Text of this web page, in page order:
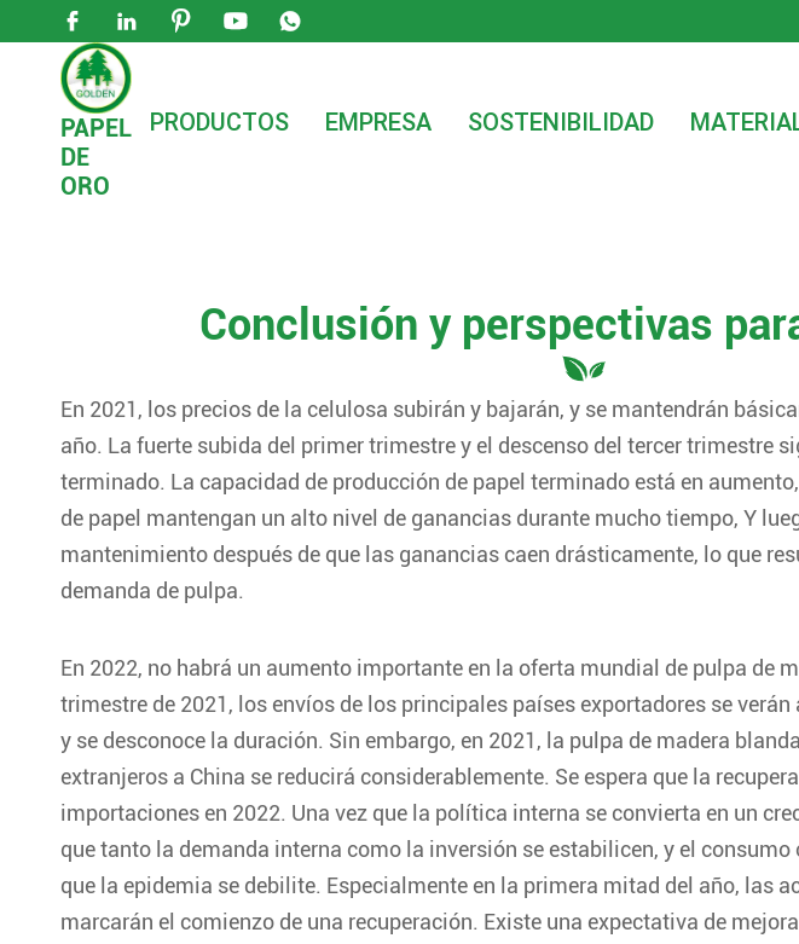
    
PAPEL
DE
ORO
PRODUCTOS EMPRESA SOSTENIBILIDAD
 Hogar
Conclusión y perspectivas
En 2021, los precios de la celulosa subirán y bajarán, y se mantendrán
año. La fuerte subida del primer trimestre y el descenso del tercer trimestre
terminado. La capacidad de producción de papel terminado está en
de papel mantengan un alto nivel de ganancias durante mucho tiempo, Y
mantenimiento después de que las ganancias caen drásticamente, lo que
demanda de pulpa.
En 2022, no habrá un aumento importante en la oferta mundial de pulpa de
trimestre de 2021, los envíos de los principales países exportadores se
y se desconoce la duración. Sin embargo, en 2021, la pulpa de madera
extranjeros a China se reducirá considerablemente. Se espera que la
importaciones en 2022. Una vez que la política interna se convierta en un
que tanto la demanda interna como la inversión se estabilicen, y el
que la epidemia se debilite. Especialmente en la primera mitad del año, las
marcarán el comienzo de una recuperación. Existe una expectativa de